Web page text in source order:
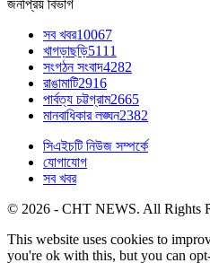
জনপ্রিয় বিভাগ
সব খবর10067
খাগড়াছড়ি5111
সংগঠন সংবাদ4282
রাঙামাটি2916
পার্বত্য চট্টগ্রাম2665
মানবাধিকার লঙ্ঘন2382
সিএইচটি নিউজ সম্পর্কে
যোগাযোগ
সব খবর
© 2026 - CHT NEWS. All Rights
This website uses cookies to
you're ok with this, but you can